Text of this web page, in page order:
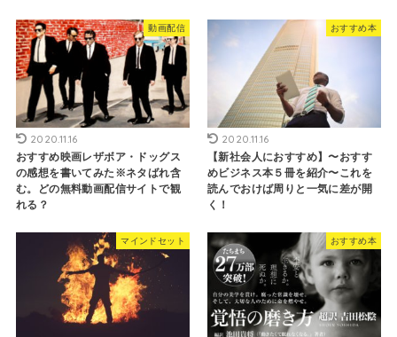
動画配信
2020.11.16
おすすめ映画レザボア・ドッグス
の感想を書いてみた※ネタばれ含
む。どの無料動画配信サイトで観
れる？
おすすめ本
2020.11.16
【新社会人におすすめ】〜おすす
めビジネス本５冊を紹介〜これを
読んでおけば周りと一気に差が開
く！
マインドセット おすすめ本